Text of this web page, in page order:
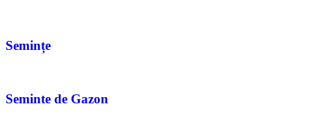
Semințe
Seminte de Gazon